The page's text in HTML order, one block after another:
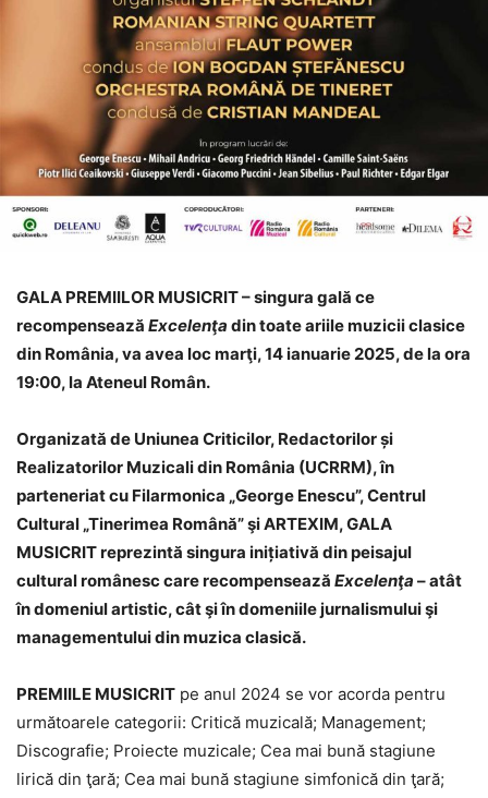
GALA PREMIILOR MUSICRIT – singura gală ce
recompensează Excelenţa din toate ariile muzicii clasice
din România, va avea loc marţi, 14 ianuarie 2025, de la ora
19:00, la Ateneul Român.
Organizată de Uniunea Criticilor, Redactorilor și
Realizatorilor Muzicali din România (UCRRM), în
parteneriat cu Filarmonica „George Enescu”, Centrul
Cultural „Tinerimea Română” şi ARTEXIM, GALA
MUSICRIT reprezintă singura inițiativă din peisajul
cultural românesc care recompensează Excelenţa – atât
în domeniul artistic, cât şi în domeniile jurnalismului şi
managementului din muzica clasică.
PREMIILE MUSICRIT pe anul 2024 se vor acorda pentru
următoarele categorii: Critică muzicală; Management;
Discografie; Proiecte muzicale; Cea mai bună stagiune
lirică din ţară; Cea mai bună stagiune simfonică din ţară;